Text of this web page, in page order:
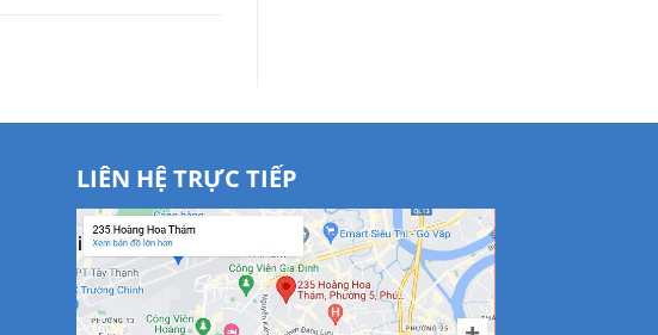
LIÊN HỆ TRỰC TIẾP